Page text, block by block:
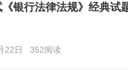
银行法律法规》经典试
22日 352阅读